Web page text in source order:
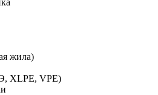
жила)
XLPE, VPE)